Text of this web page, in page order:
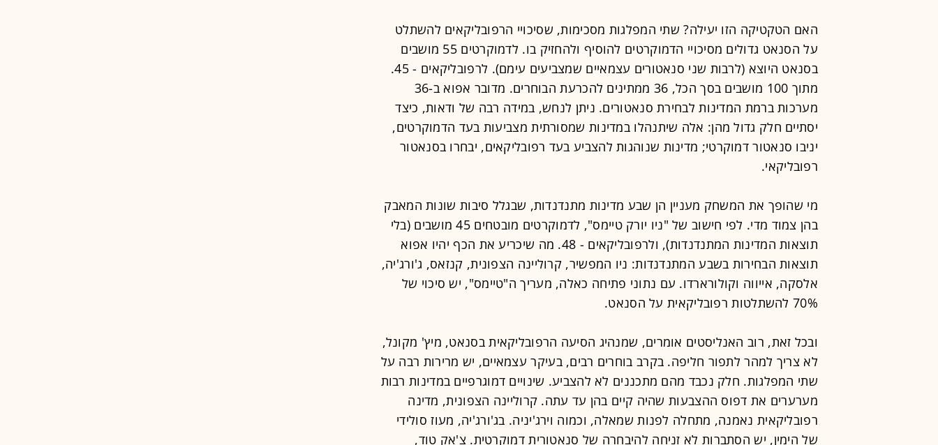
האם הטקטיקה הזו יעילה? שתי המפלגות מסכימות, שסיכויי הרפובליקאים להשתלט
על הסנאט גדולים מסיכויי הדמוקרטים להוסיף ולהחזיק בו. לדמוקרטים 55 מושבים
בסנאט היוצא (לרבות שני סנאטורים עצמאיים שמצביעים עימם). לרפובליקאים - 45.
מתוך 100 מושבים בסך הכל, 36 ממתינים להכרעת הבוחרים. מדובר אפוא ב-36
מערכות ברמת המדינות לבחירת סנאטורים. ניתן לנחש, במידה רבה של ודאות, כיצד
יסתיים חלק גדול מהן: אלה שיתנהלו במדינות שמסורתית מצביעות בעד הדמוקרטים,
יניבו סנאטור דמוקרטי; מדינות שנוהגות להצביע בעד רפובליקאים, יבחרו בסנאטור
רפובליקאי.
מי שהופך את המשחק מעניין הן שבע מדינות מתנדנדות, שבגלל סיבות שונות המאבק
בהן צמוד מדי. לפי חישוב של "ניו יורק טיימס", לדמוקרטים מובטחים 45 מושבים (בלי
תוצאות המדינות המתנדנדות), ולרפובליקאים - 48. מה שיכריע את הכף יהיו אפוא
תוצאות הבחירות בשבע המתנדנדות: ניו המפשיר, קרוליינה הצפונית, קנזאס, ג'ורג'יה,
אלסקה, אייווה וקולורארדו. עם נתוני פתיחה כאלה, מעריך ה"טיימס", יש סיכוי של
70% להשתלטות רפובליקאית על הסנאט.
ובכל זאת, רוב האנליסטים אומרים, שמנהיג הסיעה הרפובליקאית בסנאט, מיץ' מקונל,
לא צריך למהר לתפור חליפה. בקרב בוחרים רבים, בעיקר עצמאיים, יש מרירות רבה על
שתי המפלגות. חלק נכבד מהם מתכננים לא להצביע. שינויים דמוגרפיים במדינות רבות
מערערים את דפוס ההצבעות שהיה קיים בהן עד עתה. קרוליינה הצפונית, מדינה
רפובליקאית נאמנה, מתחלה לפנות שמאלה, וכמוה וירג'יניה. בג'ורג'יה, מעוז סולידי
של הימין, יש הסתברות לא זניחה להיבחרה של סנאטורית דמוקרטית. צ'אק טוד,